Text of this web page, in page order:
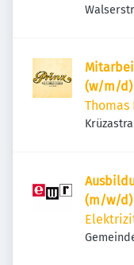
(w/m/
Thomas
(m/w/d)